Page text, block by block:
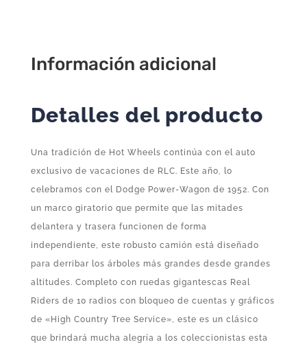
Información adicional
Detalles del producto
Una tradición de Hot Wheels continúa con el auto
exclusivo de vacaciones de RLC. Este año, lo
celebramos con el Dodge Power-Wagon de 1952. Con
un marco giratorio que permite que las mitades
delantera y trasera funcionen de forma
independiente, este robusto camión está diseñado
para derribar los árboles más grandes desde grandes
altitudes. Completo con ruedas gigantescas Real
Riders de 10 radios con bloqueo de cuentas y gráficos
de «High Country Tree Service», este es un clásico
que brindará mucha alegría a los coleccionistas esta